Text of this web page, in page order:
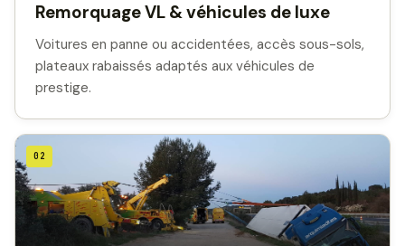
Remorquage VL & véhicules de luxe
Voitures en panne ou accidentées, accès sous-sols,
plateaux rabaissés adaptés aux véhicules de
prestige.
02